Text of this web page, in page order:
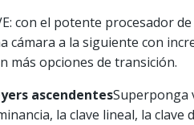
con el potente procesador
cámara a la siguiente con
más opciones de transición.
ascendentesSuperponga
la clave lineal, la